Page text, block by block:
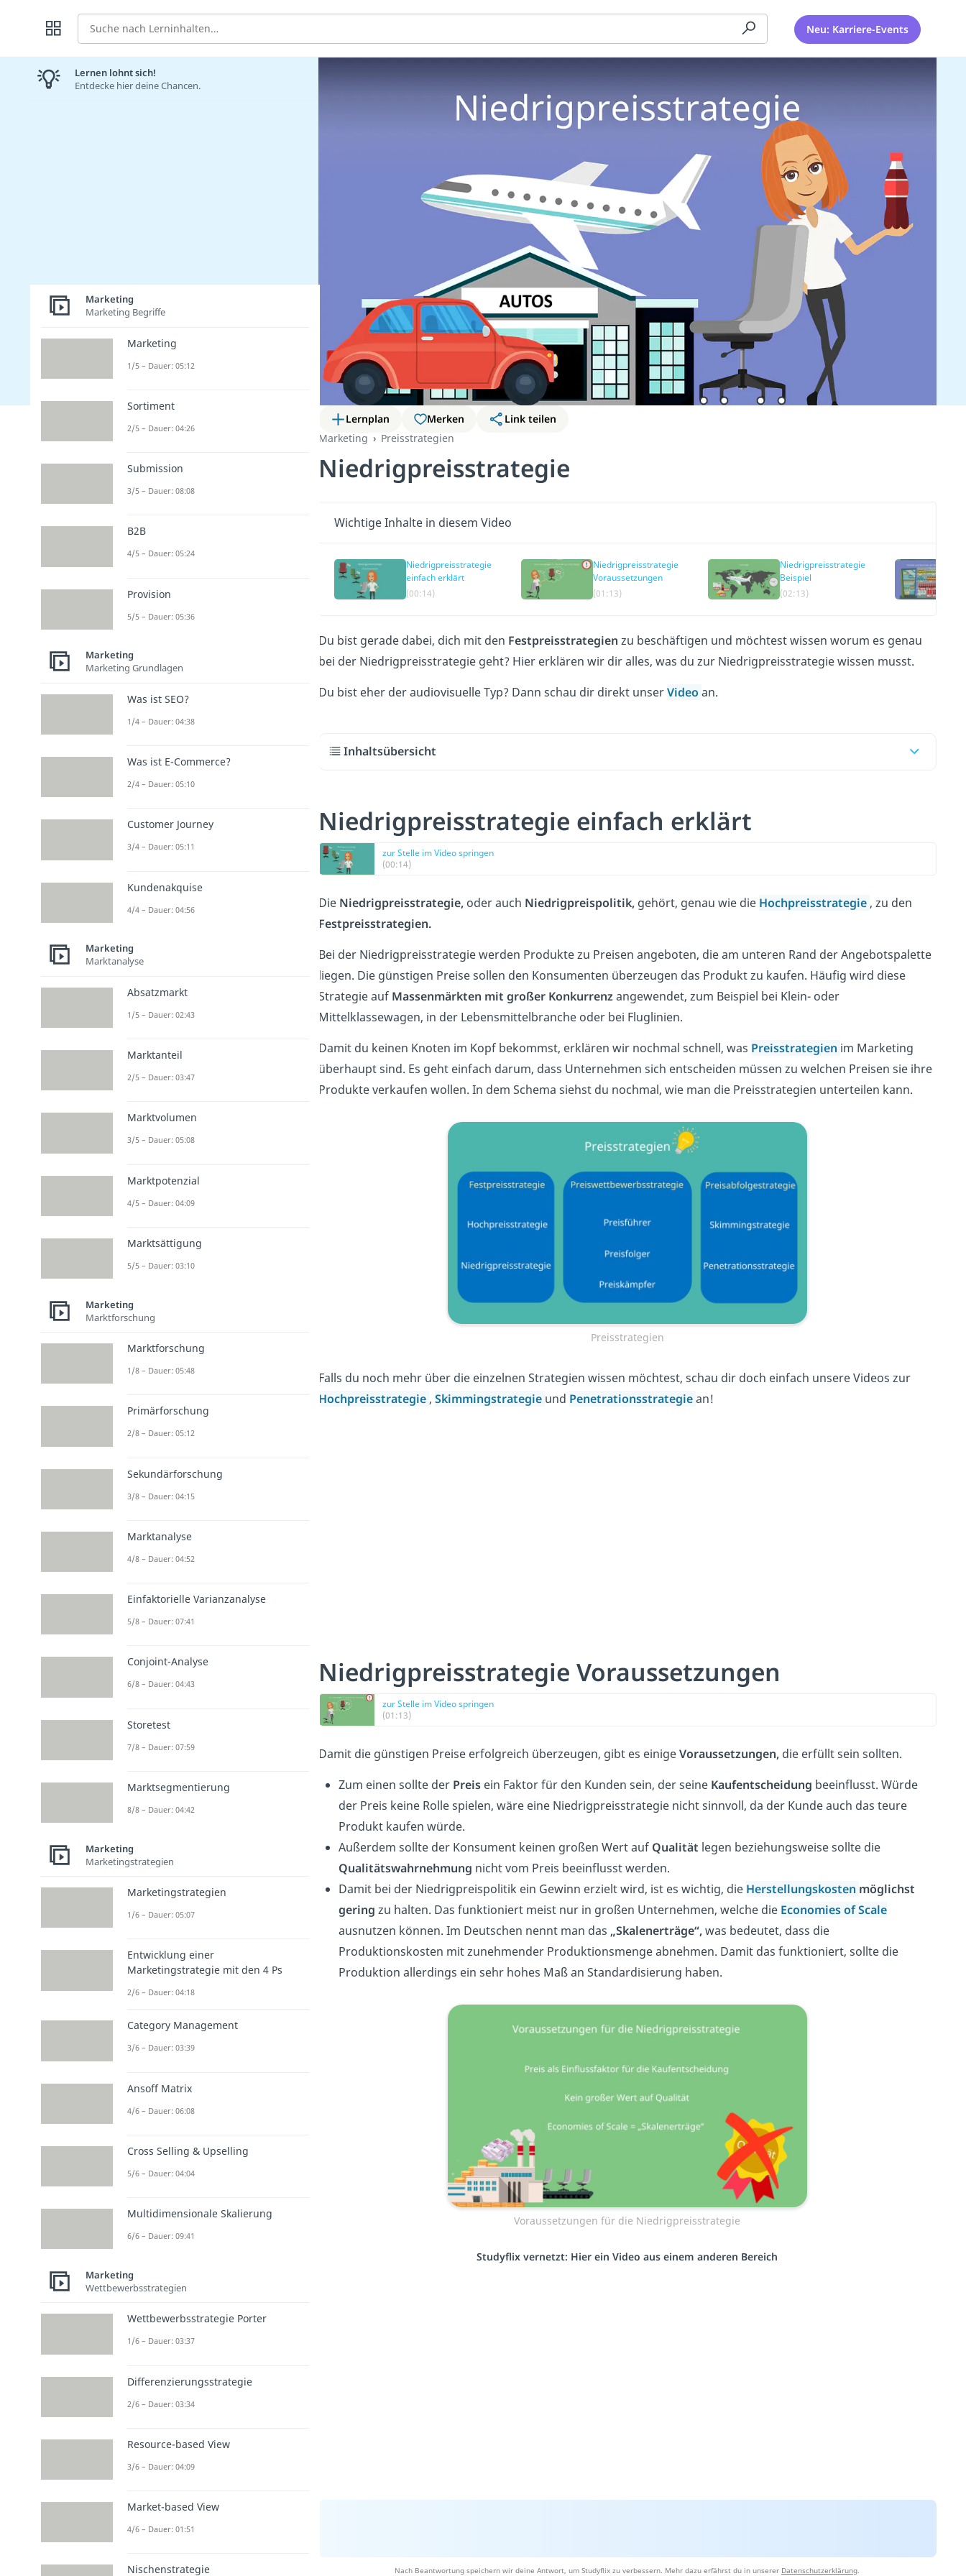
Suche Neu: Karriere-Events
Lernplan Merken
Link teilen
Marketing
Preisstrategien
Niedrigpreisstrategie
Wichtige Inhalte in diesem Video
Niedrigpreisstrategie
einfach erklärt
(00:14)
Niedrigpreisstrategie
Voraussetzungen
(01:13)
Niedrigpreisstrategie
Beispiel
(02:13)
Du bist gerade dabei, dich mit den Festpreisstrategien zu beschäftigen und möchtest wissen worum es genau
bei der Niedrigpreisstrategie geht? Hier erklären wir dir alles, was du zur Niedrigpreisstrategie wissen musst.
Du bist eher der audiovisuelle Typ? Dann schau dir direkt unserVideo an.
Inhaltsübersicht
Niedrigpreisstrategie einfach erklärt
zur Stelle im Video springen
(00:14)
Die Niedrigpreisstrategie,oder auch Niedrigpreispolitik,gehört, genau wie die Hochpreisstrategie , zu den
Festpreisstrategien.
Bei der Niedrigpreisstrategie werden Produkte zu Preisen angeboten, die am unteren Rand der Angebotspalette
liegen. Die günstigen Preise sollen den Konsumenten überzeugen das Produkt zu kaufen. Häufig wird diese
Strategie auf Massenmärkten mit großer Konkurrenzangewendet, zum Beispiel bei Klein- oder
Mittelklassewagen, in der Lebensmittelbranche oder bei Fluglinien.
Damit du keinen Knoten im Kopf bekommst, erklären wir nochmal schnell, was Preisstrategien im Marketing
überhaupt sind. Es geht einfach darum, dass Unternehmen sich entscheiden müssen zu welchen Preisen sie ihre
Produkte verkaufen wollen. In dem Schema siehst du nochmal, wie man die Preisstrategien unterteilen kann.
Preisstrategien
Falls du noch mehr über die einzelnen Strategien wissen möchtest, schau dir doch einfach unsere Videos zur
Hochpreisstrategie , Skimmingstrategie und Penetrationsstrategiean!
Niedrigpreisstrategie Voraussetzungen
zur Stelle im Video springen
(01:13)
Damit die günstigen Preise erfolgreich überzeugen, gibt es einigeVoraussetzungen,die erfüllt sein sollten.
Zum einen sollte der Preisein Faktor für den Kunden sein, der seine Kaufentscheidung beeinflusst. Würde
der Preis keine Rolle spielen, wäre eine Niedrigpreisstrategie nicht sinnvoll, da der Kunde auch das teure
Produkt kaufen würde.
Außerdem sollte der Konsument keinen großen Wert auf Qualität legen beziehungsweise sollte die
Qualitätswahrnehmung nicht vom Preis beeinflusst werden.
Damit bei der Niedrigpreispolitik ein Gewinn erzielt wird, ist es wichtig, die Herstellungskosten möglichst
gering zu halten. Das funktioniert meist nur in großen Unternehmen, welche die Economies of Scale
ausnutzen können. Im Deutschen nennt man das „Skalenerträge“,was bedeutet, dass die
Produktionskosten mit zunehmender Produktionsmenge abnehmen. Damit das funktioniert, sollte die
Produktion allerdings ein sehr hohes Maß an Standardisierung haben.
Voraussetzungen für die Niedrigpreisstrategie
Studyflix vernetzt: Hier ein Video aus einem anderen Bereich
Nach Beantwortung speichern wir deine Antwort, um Studyflix zu verbessern. Mehr dazu erfährst du in unserer Datenschutzerklärung
Lernen lohnt sich!
Entdecke hier deine Chancen.
Marketing
Marketing Begriffe
Marketing
1/5 – Dauer: 05:12
Sortiment
2/5 – Dauer: 04:26
Submission
3/5 – Dauer: 08:08
B2B
4/5 – Dauer: 05:24
Provision
5/5 – Dauer: 05:36
Marketing
Marketing Grundlagen
Was ist SEO?
1/4 – Dauer: 04:38
Was ist E-Commerce?
2/4 – Dauer: 05:10
Customer Journey
3/4 – Dauer: 05:11
Kundenakquise
4/4 – Dauer: 04:56
Marketing
Marktanalyse
Absatzmarkt
1/5 – Dauer: 02:43
Marktanteil
2/5 – Dauer: 03:47
Marktvolumen
3/5 – Dauer: 05:08
Marktpotenzial
4/5 – Dauer: 04:09
Marktsättigung
5/5 – Dauer: 03:10
Marketing
Marktforschung
Marktforschung
1/8 – Dauer: 05:48
Primärforschung
2/8 – Dauer: 05:12
Sekundärforschung
3/8 – Dauer: 04:15
Marktanalyse
4/8 – Dauer: 04:52
Einfaktorielle Varianzanalyse
5/8 – Dauer: 07:41
Conjoint-Analyse
6/8 – Dauer: 04:43
Storetest
7/8 – Dauer: 07:59
Marktsegmentierung
8/8 – Dauer: 04:42
Marketing
Marketingstrategien
Marketingstrategien
1/6 – Dauer: 05:07
Entwicklung einer
Marketingstrategie mit den 4 Ps
2/6 – Dauer: 04:18
Category Management
3/6 – Dauer: 03:39
Ansoff Matrix
4/6 – Dauer: 06:08
Cross Selling & Upselling
5/6 – Dauer: 04:04
Multidimensionale Skalierung
6/6 – Dauer: 09:41
Marketing
Wettbewerbsstrategien
Wettbewerbsstrategie Porter
1/6 – Dauer: 03:37
Differenzierungsstrategie
2/6 – Dauer: 03:34
Resource-based View
3/6 – Dauer: 04:09
Market-based View
4/6 – Dauer: 01:51
Nischenstrategie